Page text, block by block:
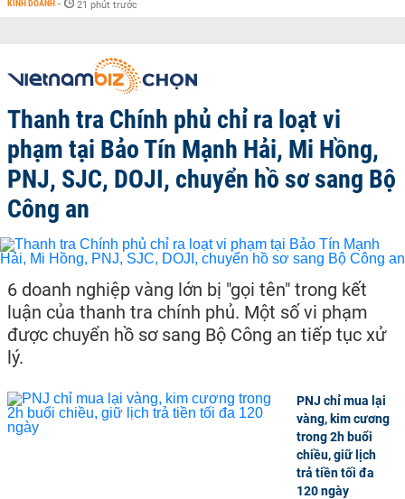
KINH DOANH - 21 phút trước
Thanh tra Chính phủ chỉ ra loạt vi
phạm tại Bảo Tín Mạnh Hải, Mi Hồng,
PNJ, SJC, DOJI, chuyển hồ sơ sang Bộ
Công an
6 doanh nghiệp vàng lớn bị "gọi tên" trong kết
luận của thanh tra chính phủ. Một số vi phạm
được chuyển hồ sơ sang Bộ Công an tiếp tục xử
lý.
PNJ chỉ mua lại
vàng, kim cương
trong 2h buổi
chiều, giữ lịch
trả tiền tối đa
120 ngày